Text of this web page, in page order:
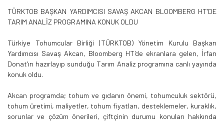
TÜRKTOB BAŞKAN YARDIMCISI SAVAŞ AKCAN BLOOMBERG HT'DE
TARIM ANALİZ PROGRAMINA KONUK OLDU
Türkiye Tohumcular Birliği (TÜRKTOB) Yönetim Kurulu Başkan
Yardımcısı Savaş Akcan, Bloomberg HT'de ekranlara gelen, İrfan
Donat'ın hazırlayıp sunduğu Tarım Analiz programına canlı yayında
konuk oldu.
Akcan programda; tohum ve gıdanın önemi, tohumculuk sektörü,
tohum üretimi, maliyetler, tohum fiyatları, desteklemeler, kuraklık,
sorunlar ve çözüm önerileri, çiftçinin durumu konuları hakkında